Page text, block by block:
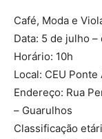
Café, Moda e
Data: 5 de julho –
Horário: 10h
Local: CEU Ponte
Endereço: Rua
– Guarulhos
Classificação